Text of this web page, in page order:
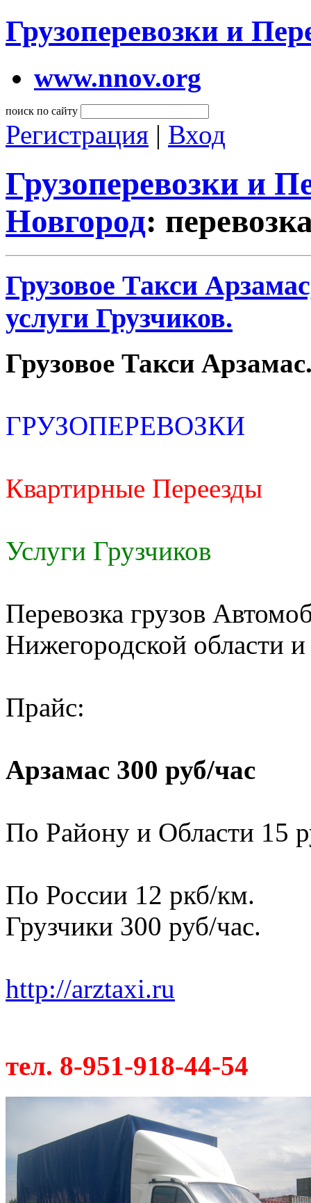
Грузоперевозки и
www.nnov.org
поиск по сайту
Регистрация | Вход
Грузоперевозки и
Новгород:
Грузовое Такси
услуги Грузчиков.
Грузовое Такси
ГРУЗОПЕРЕВОЗКИ
Квартирные Переезды
Услуги Грузчиков
Перевозка грузов
Нижегородской области
Прайс:
Арзамас 300 руб/час
По Району и Области 15
По России 12 ркб/км.
Грузчики 300 руб/час.
http://arztaxi.ru
тел. 8-951-918-44-54